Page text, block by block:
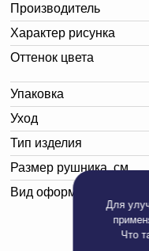
Для
Что
Производитель
Характер рисунка
Оттенок цвета
Упаковка
Уход
Тип изделия
Размер рушника, см
Вид оформления